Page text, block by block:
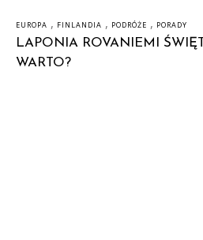
EUROPA , FINLANDIA , PODRÓŻE , PORADY
LAPONIA ROVANIEMI
WARTO?